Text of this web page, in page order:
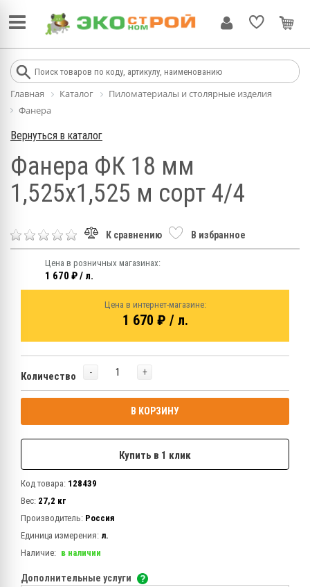
Главная Каталог
Пиломатериалы и столярные изделия
Фанера
Вернуться в каталог
Фанера ФК 18 мм
1,525х1,525 м сорт 4/4
К сравнению В избранное
Цена в розничных магазинах:
1 670 ₽ / л.
Цена в интернет-магазине:
1 670 ₽ / л.
Количество - +
В КОРЗИНУ
Купить в 1 клик
Код товара: 128439
Вес: 27,2 кг
Производитель: Россия
Единица измерения: л.
Наличие: в наличии
Дополнительные услуги